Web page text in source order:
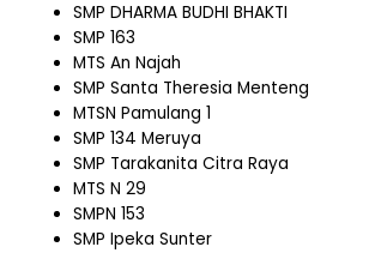
SMP DHARMA BUDHI BHAKTI
SMP 163
MTS An Najah
SMP Santa Theresia Menteng
MTSN Pamulang 1
SMP 134 Meruya
SMP Tarakanita Citra Raya
MTS N 29
SMPN 153
SMP Ipeka Sunter